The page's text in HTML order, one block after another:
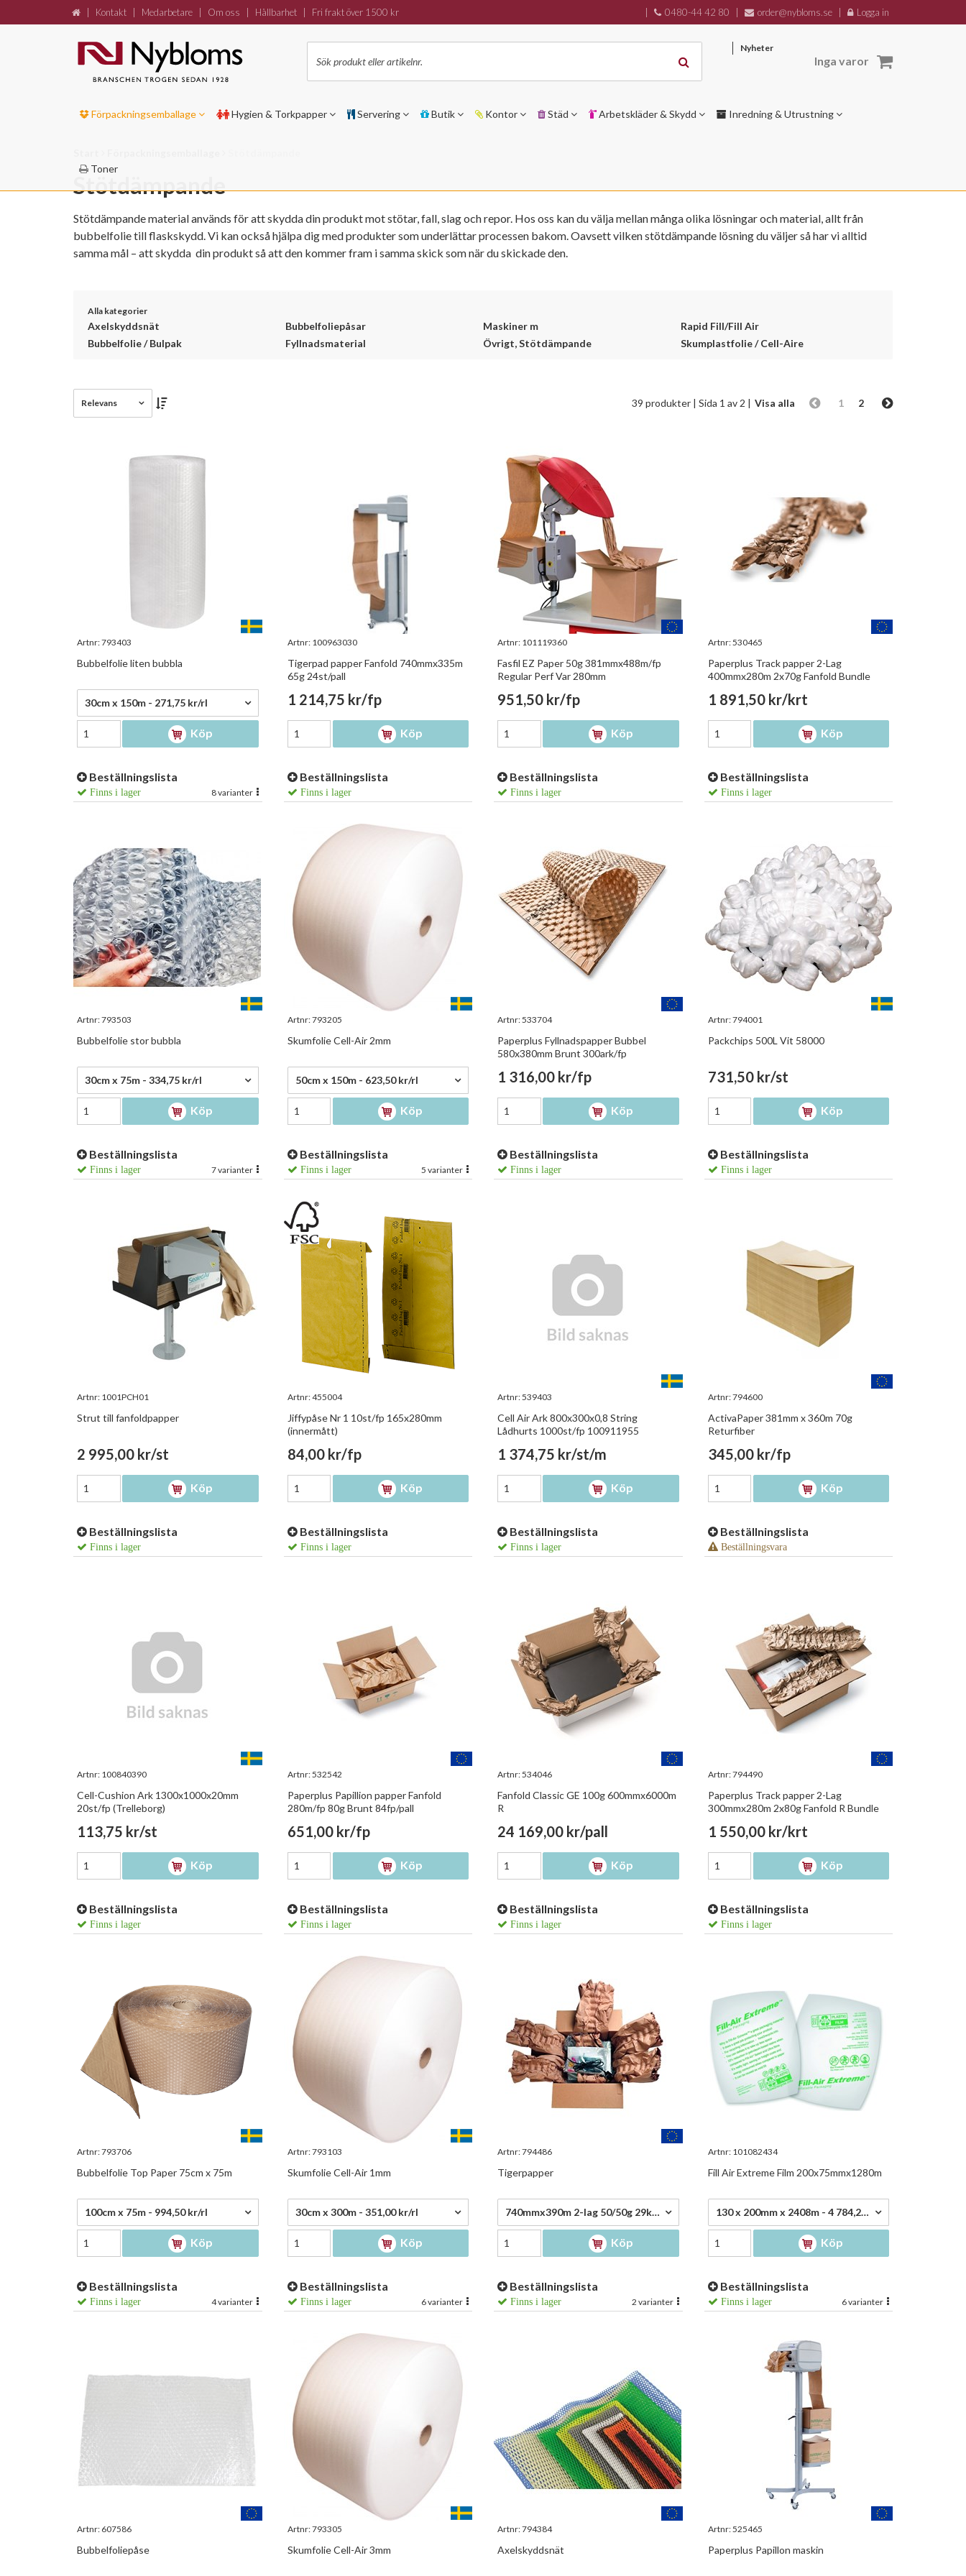
Stötdämpande
Stötdämpande material används för att skydda din produkt mot stötar, fall, slag och repor. Hos oss kan du välja mellan många olika lösningar och material, allt från
bubbelfolie till flaskskydd. Vi kan också hjälpa dig med produkter som underlättar processen bakom. Oavsett vilken stötdämpande lösning du väljer så har vi alltid
samma mål – att skydda din produkt så att den kommer fram i samma skick som när du skickade den.
Alla kategorier
Axelskyddsnät
Bubbelfolie / Bulpak
Bubbelfoliepåsar
Fyllnadsmaterial
Maskiner m
Övrigt, Stötdämpande
Rapid Fill/Fill Air
Skumplastfolie / Cell-Aire
Relevans 2
1
Visa alla
39 produkter | Sida 1 av 2 |
Artnr:793403
Bubbelfolie liten bubbla
271,75 kr/rl
30cm x 150m - 271,75 kr/rl
Köp
Beställningslista
Finns i lager 8 varianter
Artnr: 100963030
Tigerpad papper Fanfold 740mmx335m
65g 24st/pall
1 214,75 kr/fp
Köp
Beställningslista
Finns i lager
Artnr: 101119360
Fasfil EZ Paper 50g 381mmx488m/fp
Regular Perf Var 280mm
951,50 kr/fp
Köp
Beställningslista
Finns i lager
Artnr:530465
Paperplus Track papper 2-Lag
400mmx280m 2x70g Fanfold Bundle
1 891,50 kr/krt
Köp
Beställningslista
Finns i lager
Artnr:793503
Bubbelfolie stor bubbla
334,75 kr/rl
30cm x 75m - 334,75 kr/rl
Köp
Beställningslista
Finns i lager 7 varianter
Artnr:793205
Skumfolie Cell-Air 2mm
623,50 kr/rl
50cm x 150m - 623,50 kr/rl
Köp
Beställningslista
Finns i lager 5 varianter
Artnr:533704
Paperplus Fyllnadspapper Bubbel
580x380mm Brunt 300ark/fp
1 316,00 kr/fp
Köp
Beställningslista
Finns i lager
Artnr:794001
Packchips 500L Vit 58000
731,50 kr/st
Köp
Beställningslista
Finns i lager
Artnr: 1001PCH01
Strut till fanfoldpapper
2 995,00 kr/st
Köp
Beställningslista
Finns i lager
Artnr:455004
Jiffypåse Nr 1 10st/fp 165x280mm
(innermått)
84,00 kr/fp
Köp
Beställningslista
Finns i lager
Artnr:539403
Cell Air Ark 800x300x0,8 String
Lådhurts 1000st/fp 100911955
1 374,75 kr/st/m
Köp
Beställningslista
Finns i lager
Artnr:794600
ActivaPaper 381mm x 360m 70g
Returfiber
345,00 kr/fp
Köp
Beställningslista
Beställningsvara
Artnr: 100840390
Cell-Cushion Ark 1300x1000x20mm
20st/fp (Trelleborg)
113,75 kr/st
Köp
Beställningslista
Finns i lager
Artnr:532542
Paperplus Papillion papper Fanfold
280m/fp 80g Brunt 84fp/pall
651,00 kr/fp
Köp
Beställningslista
Finns i lager
Artnr:534046
Fanfold Classic GE 100g 600mmx6000m
R
24 169,00 kr/pall
Köp
Beställningslista
Finns i lager
Artnr:794490
Paperplus Track papper 2-Lag
300mmx280m 2x80g Fanfold R Bundle
1 550,00 kr/krt
Köp
Beställningslista
Finns i lager
Artnr:793706
Bubbelfolie Top Paper 75cm x 75m
994,50 kr/rl
100cm x 75m - 994,50 kr/rl
Köp
Beställningslista
Finns i lager 4 varianter
Artnr:793103
Skumfolie Cell-Air 1mm
351,00 kr/rl
30cm x 300m - 351,00 kr/rl
Köp
Beställningslista
Finns i lager 6 varianter
Artnr:794486
Tigerpapper
2 064,75 kr/rl 740mmx390m 2-lag 50/50g 29kg/rl - 2 064,75 kr/rl
Köp
Beställningslista
Finns i lager 2 varianter
Artnr: 101082434
Fill Air Extreme Film 200x75mmx1280m
4 784,25 kr/rl 130 x 200mm x 2408m - 4 784,25 kr/rl
Köp
Beställningslista
Finns i lager 6 varianter
Artnr: 607586
Bubbelfoliepåse
Artnr:793305
Skumfolie Cell-Air 3mm
Artnr:794384
Axelskyddsnät
Artnr:525465
Paperplus Papillon maskin
Kontakt Medarbetare Om oss Hållbarhet Fri frakt över 1500 kr 0480-44 42 80 order@nybloms.se Logga in
Nyheter
Inga varor
Förpackningsemballage Hygien & Torkpapper Servering Butik Kontor Städ Arbetskläder & Skydd Inredning & Utrustning
Toner